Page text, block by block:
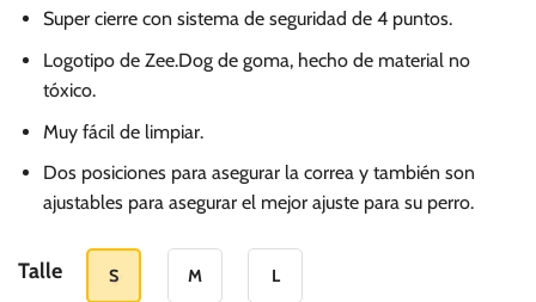
S/.
85.00
109.00
Super cierre con sistema de seguridad de 4 puntos.
Logotipo de Zee.Dog de goma, hecho de material no
tóxico.
Muy fácil de limpiar.
Dos posiciones para asegurar la correa y también son
ajustables para asegurar el mejor ajuste para su perro.
Talle S M L